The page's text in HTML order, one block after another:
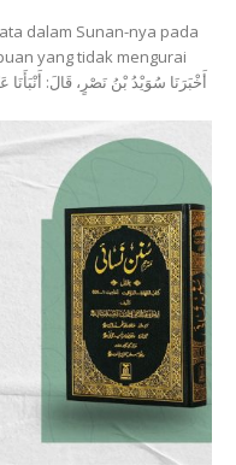
dalam Sunan-nya pada
yang tidak mengurai